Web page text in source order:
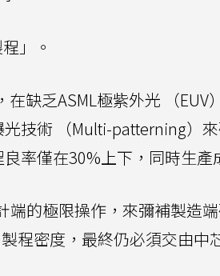
」。
缺乏ASML極紫外光 （EUV
技術 （Multi-patterning）
率僅在30%上下，同時生產
端的極限操作，來彌補製造
程密度，最終仍必須交由中